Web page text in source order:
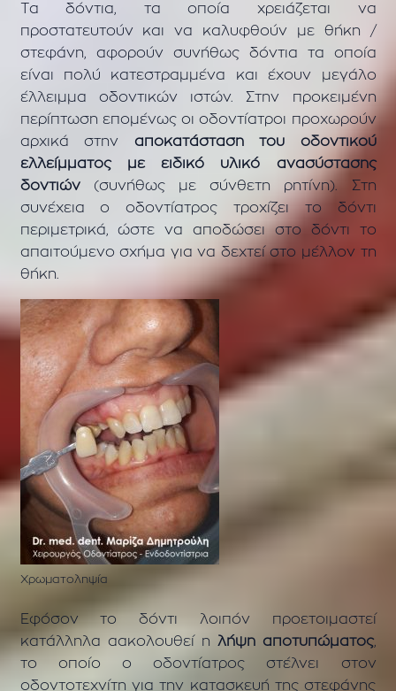
Τα δόντια, τα οποία χρειάζεται να
προστατευτούν και να καλυφθούν με θήκη /
στεφάνη, αφορούν συνήθως δόντια τα οποία
είναι πολύ κατεστραμμένα και έχουν μεγάλο
έλλειμμα οδοντικών ιστών. Στην προκειμένη
περίπτωση επομένως οι οδοντίατροι προχωρούν
αρχικά στην αποκατάσταση του οδοντικού
ελλείμματος με ειδικό υλικό ανασύστασης
δοντιών(συνήθως με σύνθετη ρητίνη). Στη
συνέχεια ο οδοντίατρος τροχίζει το δόντι
περιμετρικά, ώστε να αποδώσει στο δόντι το
απαιτούμενο σχήμα για να δεχτεί στο μέλλον τη
θήκη.
Χρωματοληψία
Εφόσον το δόντι λοιπόν προετοιμαστεί
κατάλληλα aακολουθεί η λήψη αποτυπώματος,
το οποίο ο οδοντίατρος στέλνει στον
οδοντοτεχνίτη για την κατασκευή της στεφάνης